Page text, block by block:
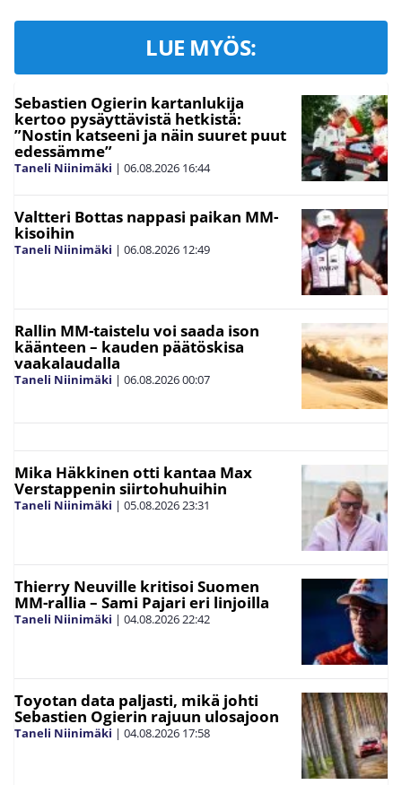
LUE MYÖS:
Sebastien Ogierin kartanlukija
kertoo pysäyttävistä hetkistä:
”Nostin katseeni ja näin suuret puut
edessämme”
Taneli Niinimäki | 06.08.2026 16:44
Valtteri Bottas nappasi paikan MM-
kisoihin
Taneli Niinimäki | 06.08.2026 12:49
Rallin MM-taistelu voi saada ison
käänteen – kauden päätöskisa
vaakalaudalla
Taneli Niinimäki | 06.08.202600:07
Mika Häkkinen otti kantaa Max
Verstappenin siirtohuhuihin
Taneli Niinimäki | 05.08.202623:31
Thierry Neuville kritisoi Suomen
MM-rallia – Sami Pajari eri linjoilla
Taneli Niinimäki | 04.08.202622:42
Toyotan data paljasti, mikä johti
Sebastien Ogierin rajuun ulosajoon
Taneli Niinimäki | 04.08.2026 17:58